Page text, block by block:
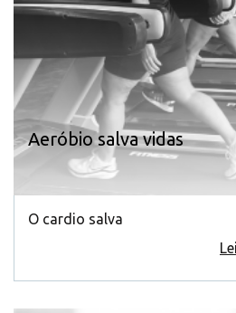
Aeróbio salva vidas
O cardio salva